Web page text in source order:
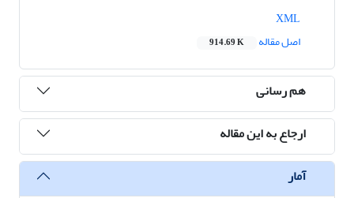
اصل مقاله
914.69 K
هم رسانی
ارجاع به این مقاله
آمار